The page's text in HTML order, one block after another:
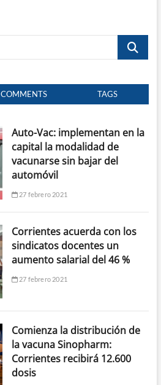
Buscar
COMMENTS TAGS
Auto-Vac: implementan en la
capital la modalidad de
vacunarse sin bajar del
automóvil
27 febrero 2021
Corrientes acuerda con los
sindicatos docentes un
aumento salarial del 46 %
27 febrero 2021
Comienza la distribución de
la vacuna Sinopharm:
Corrientes recibirá 12.600
dosis